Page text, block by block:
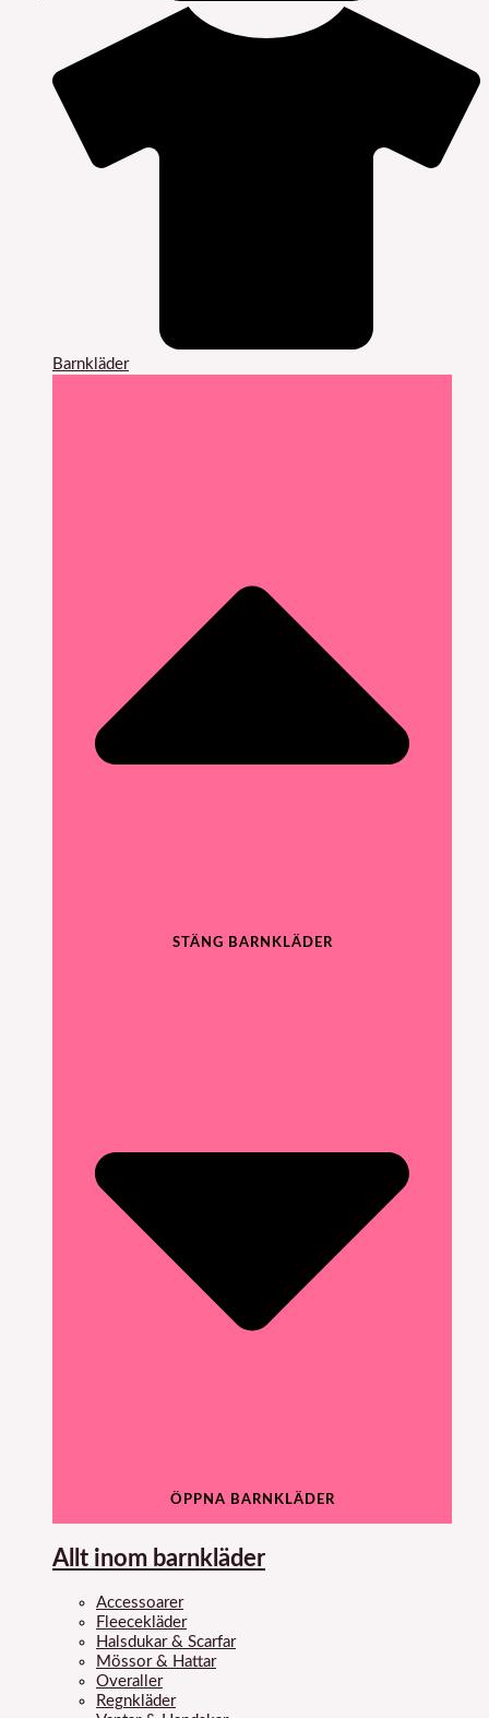
Barnkläder
STÄNG BARNKLÄDER
ÖPPNA BARNKLÄDER
Allt inom barnkläder
Accessoarer
Fleecekläder
Halsdukar & Scarfar
Mössor & Hattar
Overaller
Regnkläder